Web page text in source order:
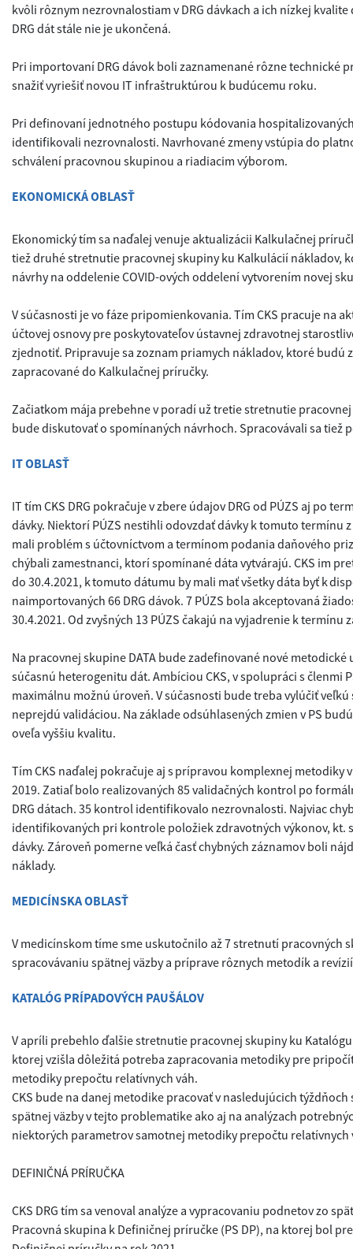
kvôli rôznym nezrovnalostiam v DRG dávkach a ich nízkej kvalite
DRG dát stále nie je ukončená.
Pri importovaní DRG dávok boli zaznamenané rôzne technické
snažiť vyriešiť novou IT infraštruktúrou k budúcemu roku.
Pri definovaní jednotného postupu kódovania
identifikovali nezrovnalosti. Navrhované zmeny vstúpia do
schválení pracovnou skupinou a riadiacim výborom.
EKONOMICKÁ OBLASŤ
Ekonomický tím sa naďalej venuje aktualizácii Kalkulačnej
tiež druhé stretnutie pracovnej skupiny ku Kalkulácií nákladov,
návrhy na oddelenie COVID-ových oddelení vytvorením novej
V súčasnosti je vo fáze pripomienkovania. Tím CKS pracuje na
účtovej osnovy pre poskytovateľov ústavnej zdravotnej
zjednotiť. Pripravuje sa zoznam priamych nákladov, ktoré budú
zapracované do Kalkulačnej príručky.
Začiatkom mája prebehne v poradí už tretie stretnutie
bude diskutovať o spomínaných návrhoch. Spracovávali sa tiež
IT OBLASŤ
IT tím CKS DRG pokračuje v zbere údajov DRG od PÚZS aj po
dávky. Niektorí PÚZS nestihli odovzdať dávky k tomuto termínu
mali problém s účtovníctvom a termínom podania daňového
chýbali zamestnanci, ktorí spomínané dáta vytvárajú. CKS im
do 30.4.2021, k tomuto dátumu by mali mať všetky dáta byť k
naimportovaných 66 DRG dávok. 7 PÚZS bola akceptovaná
30.4.2021. Od zvyšných 13 PÚZS čakajú na vyjadrenie k termínu
Na pracovnej skupine DATA bude zadefinované nové
súčasnú heterogenitu dát. Ambíciou CKS, v spolupráci s členmi
maximálnu možnú úroveň. V súčasnosti bude treba vylúčiť
neprejdú validáciou. Na základe odsúhlasených zmien v PS
oveľa vyššiu kvalitu.
Tím CKS naďalej pokračuje aj s prípravou komplexnej metodiky
2019. Zatiaľ bolo realizovaných 85 validačných kontrol po
DRG dátach. 35 kontrol identifikovalo nezrovnalosti. Najviac
identifikovaných pri kontrole položiek zdravotných výkonov, kt.
dávky. Zároveň pomerne veľká časť chybných záznamov boli
náklady.
MEDICÍNSKA OBLASŤ
V medicínskom tíme sme uskutočnilo až 7 stretnutí pracovných
spracovávaniu spätnej väzby a príprave rôznych metodík a
KATALÓG PRÍPADOVÝCH PAUŠÁLOV
V apríli prebehlo ďalšie stretnutie pracovnej skupiny ku
ktorej vzišla dôležitá potreba zapracovania metodiky pre
metodiky prepočtu relatívnych váh.
CKS bude na danej metodike pracovať v nasledujúcich
spätnej väzby v tejto problematike ako aj na analýzach
niektorých parametrov samotnej metodiky prepočtu relatívnych
DEFINIČNÁ PRÍRUČKA
CKS DRG tím sa venoval analýze a vypracovaniu podnetov zo
Pracovná skupina k Definičnej príručke (PS DP), na ktorej bol